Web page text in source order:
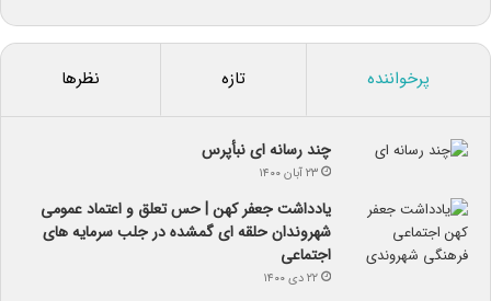
پرخواننده تازه نظرها
چند رسانه ای نبأپرس
۲۳ آبان ۱۴۰۰
یادداشت جعفر کهن | حس تعلق و اعتماد عمومی
شهروندان حلقه ای گمشده در جلب سرمایه های
اجتماعی
۲۲ دی ۱۴۰۰